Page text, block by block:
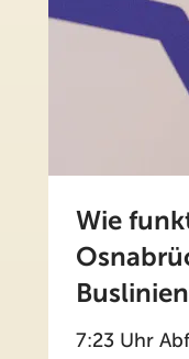
Wie
7:23 Uhr